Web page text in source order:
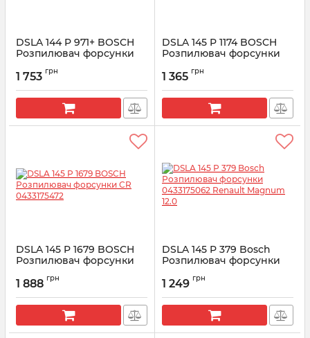
DSLA 144 P 971+ BOSCH
Розпилювач форсунки
Артикул:
1 753 грн
DSLA 145 P 1174 BOSCH
Розпилювач форсунки
Артикул:
1 365 грн
DSLA 145 P 1679 BOSCH
Розпилювач форсунки
Артикул:
1 888 грн
DSLA 145 P 379 Bosсh
Розпилювач форсунки
Magnum 12.0
Артикул: 0 433 175 062
1 249 грн